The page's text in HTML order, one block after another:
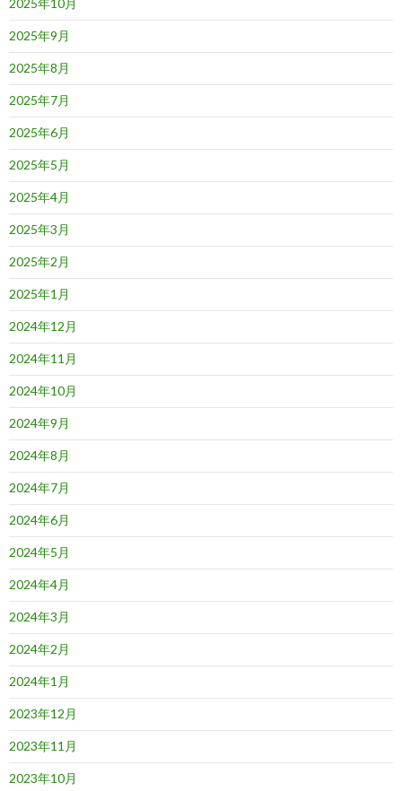
2025年10月
2025年9月
2025年8月
2025年7月
2025年6月
2025年5月
2025年4月
2025年3月
2025年2月
2025年1月
2024年12月
2024年11月
2024年10月
2024年9月
2024年8月
2024年7月
2024年6月
2024年5月
2024年4月
2024年3月
2024年2月
2024年1月
2023年12月
2023年11月
2023年10月